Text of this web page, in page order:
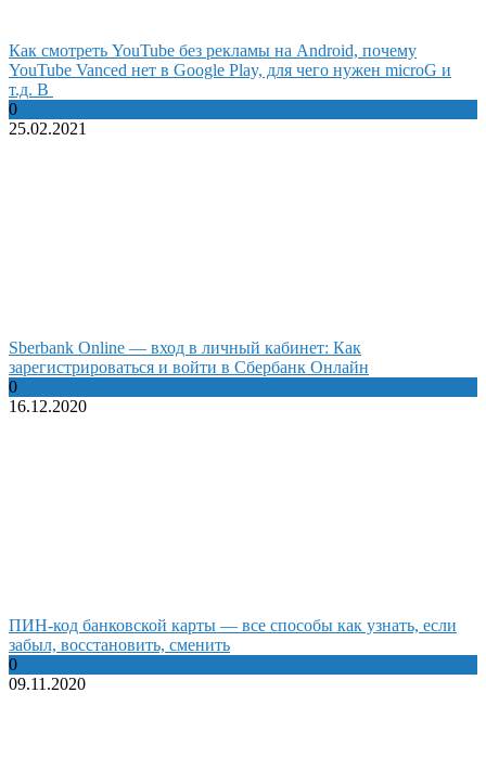
Как смотреть YouTube без рекламы на Android, почему
YouTube Vanced нет в Google Play, для чего нужен microG и
т.д. В
0
25.02.2021
Sberbank Online — вход в личный кабинет: Как
зарегистрироваться и войти в Сбербанк Онлайн
0
16.12.2020
ПИН-код банковской карты — все способы как узнать, если
забыл, восстановить, сменить
0
09.11.2020